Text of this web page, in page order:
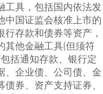
工具，包括国内依法发
中国证监会核准上市的
存款和债券等资产，
其他金融工具(但须符
括通知存款、银行定
、企业债、公司债、金
券、资产支持证券、